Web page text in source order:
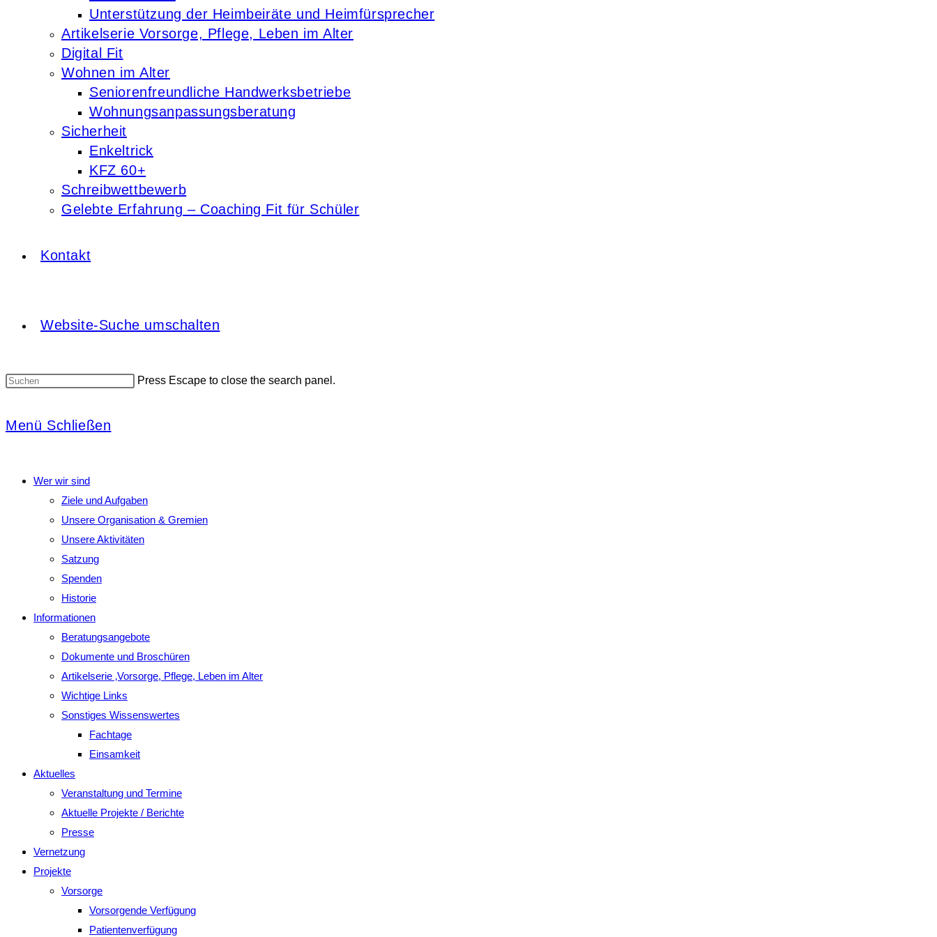
Unterstützung der Heimbeiräte und Heimfürsprecher
Artikelserie Vorsorge, Pflege, Leben im Alter
Digital Fit
Wohnen im Alter
Seniorenfreundliche Handwerksbetriebe
Wohnungsanpassungsberatung
Sicherheit
Enkeltrick
KFZ 60+
Schreibwettbewerb
Gelebte Erfahrung – Coaching Fit für Schüler
Kontakt
Website-Suche umschalten
Press Escape to close the search panel.
Menü Schließen
Wer wir sind
Ziele und Aufgaben
Unsere Organisation & Gremien
Unsere Aktivitäten
Satzung
Spenden
Historie
Informationen
Beratungsangebote
Dokumente und Broschüren
Artikelserie ‚Vorsorge, Pflege, Leben im Alter
Wichtige Links
Sonstiges Wissenswertes
Fachtage
Einsamkeit
Aktuelles
Veranstaltung und Termine
Aktuelle Projekte / Berichte
Presse
Vernetzung
Projekte
Vorsorge
Vorsorgende Verfügung
Patientenverfügung